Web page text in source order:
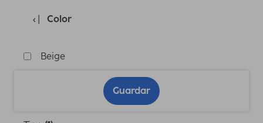
Color
Beige
Guardar